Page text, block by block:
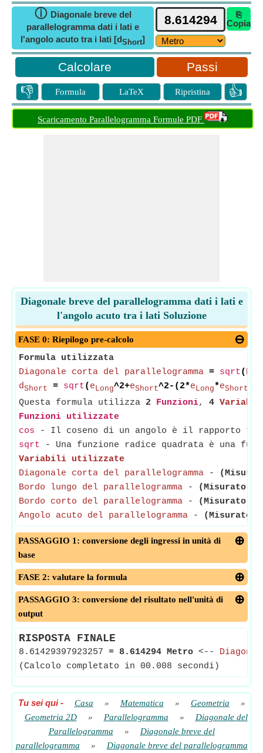
ⓘ Diagonale breve del
parallelogramma dati i lati e
l'angolo acuto tra i lati [dShort]
⎘
Copia
Passi
👎 Formula LaTeX Ripristina 👍
Scaricamento Parallelogramma Formule PDF
Diagonale breve del parallelogramma dati i lati e
l'angolo acuto tra i lati Soluzione
FASE 0: Riepilogo pre-calcolo
Formula utilizzata
Diagonale corta del parallelogramma = sqrt(
dShort = sqrt( eLong^2+eShort^2-(2*eLong*eShort
Questa formula utilizza 2 Funzioni, 4
Funzioni utilizzate
cos - Il coseno di un angolo è il rapporto
sqrt - Una funzione radice quadrata è una
Variabili utilizzate
Diagonale corta del parallelogramma -
Bordo lungo del parallelogramma -
(Misurato
Bordo corto del parallelogramma -
(Misurato
Angolo acuto del parallelogramma - (Misurato
PASSAGGIO 1: conversione degli ingressi in unità di
base
FASE 2: valutare la formula
PASSAGGIO 3: conversione del risultato nell'unità di
output
RISPOSTA FINALE
8.61429397923257 ≈ 8.614294 Metro <--
(Calcolo completato in 00.008 secondi)
Tu sei qui- Casa » Matematica » Geometria
»
Geometria 2D
» Parallelogramma »
Diagonale del
Parallelogramma
»
Diagonale breve del
parallelogramma
»
Diagonale breve del parallelogramma